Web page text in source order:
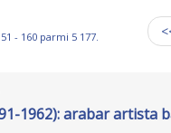
- 160 parmi 5 177.
1962): arabar artista